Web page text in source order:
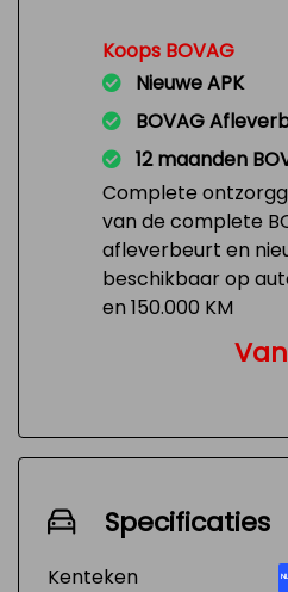
Koops BOVAG
Nieuwe APK
BOVAG
12 maanden
Complete
van de complete
afleverbeurt en
beschikbaar op
en 150.000 KM
Specificaties
Kenteken NL